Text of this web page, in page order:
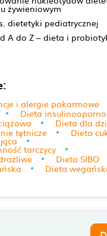
żywieniowym
dietetyki pediatrycznej
A do Z – dieta i
i alergie pokarmowe
Dieta
Dieta dla
tętnicze
Dieta
tarczycy
Dieta SIBO
Dieta